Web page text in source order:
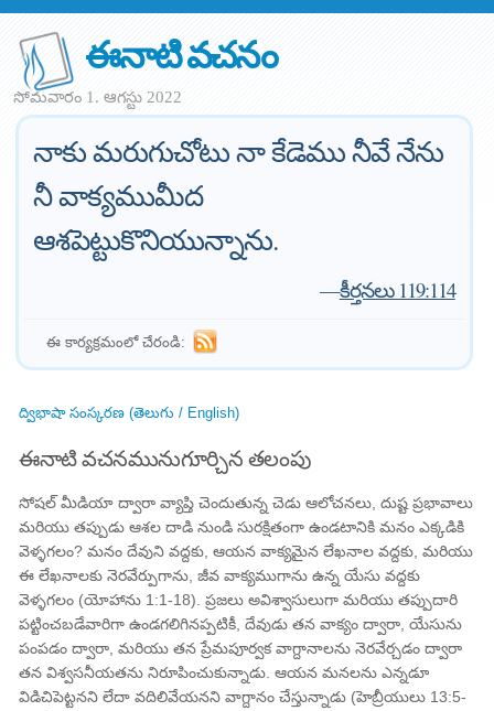
ఈనాటి వచనం
సోమవారం 1. ఆగస్టు 2022
నాకు మరుగుచోటు నా కేడెము నీవే నేను
నీ వాక్యముమీద
ఆశపెట్టుకొనియున్నాను.
—కీర్తనలు 119:114
ఈ కార్యక్రమంలో చేరండి:
ద్విభాషా సంస్కరణ (తెలుగు / English)
ఈనాటి వచనమునుగూర్చిన తలంపు
సోషల్ మీడియా ద్వారా వ్యాప్తి చెందుతున్న చెడు ఆలోచనలు, దుష్ట ప్రభావాలు
మరియు తప్పుడు ఆశల దాడి నుండి సురక్షితంగా ఉండటానికి మనం ఎక్కడికి
వెళ్ళగలం? మనం దేవుని వద్దకు, ఆయన వాక్యమైన లేఖనాల వద్దకు, మరియు
ఈ లేఖనాలకు నెరవేర్పుగాను, జీవ వాక్యముగాను ఉన్న యేసు వద్దకు
వెళ్ళగలం (యోహాను 1:1-18). ప్రజలు అవిశ్వాసులుగా మరియు తప్పుదారి
పట్టించబడేవారిగా ఉండగలిగినప్పటికీ, దేవుడు తన వాక్యం ద్వారా, యేసును
పంపడం ద్వారా, మరియు తన ప్రేమపూర్వక వాగ్దానాలను నెరవేర్చడం ద్వారా
తన విశ్వసనీయతను నిరూపించుకున్నాడు. ఆయన మనలను ఎన్నడూ
విడిచిపెట్టనని లేదా వదిలివేయనని వాగ్దానం చేస్తున్నాడు (హెబ్రీయులు 13:5-